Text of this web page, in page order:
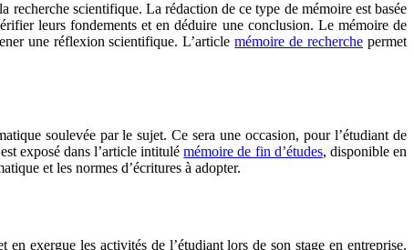
recherche scientifique. La rédaction de ce type de mémoire est basée
leurs fondements et en déduire une conclusion. Le mémoire de
une réflexion scientifique. L’articlemémoire de recherche permet
soulevée par le sujet. Ce sera une occasion, pour l’étudiant de
exposé dans l’article intitulémémoire de fin d’études, disponible en
et les normes d’écritures à adopter.
en exergue les activités de l’étudiant lors de son stage en entreprise.